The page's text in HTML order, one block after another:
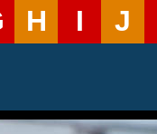
H I J